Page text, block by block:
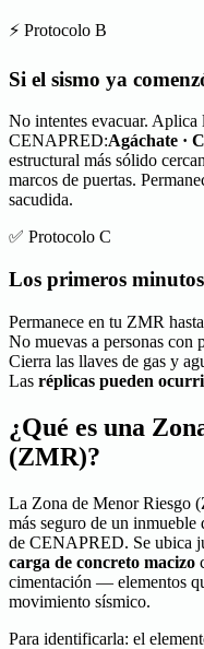
⚡ Protocolo B
Si el sismo ya
No intentes evacuar.
CENAPRED:Agáchate ·
estructural más sólido
marcos de puertas.
sacudida.
✅ Protocolo C
Los primeros minutos
Permanece en tu ZMR
No muevas a personas
Cierra las llaves de gas y
Las réplicas pueden
¿Qué es una
(ZMR)?
La Zona de Menor Riesgo
más seguro de un
de CENAPRED. Se ubica
carga de concreto macizo
cimentación — elementos
movimiento sísmico.
Para identificarla: el